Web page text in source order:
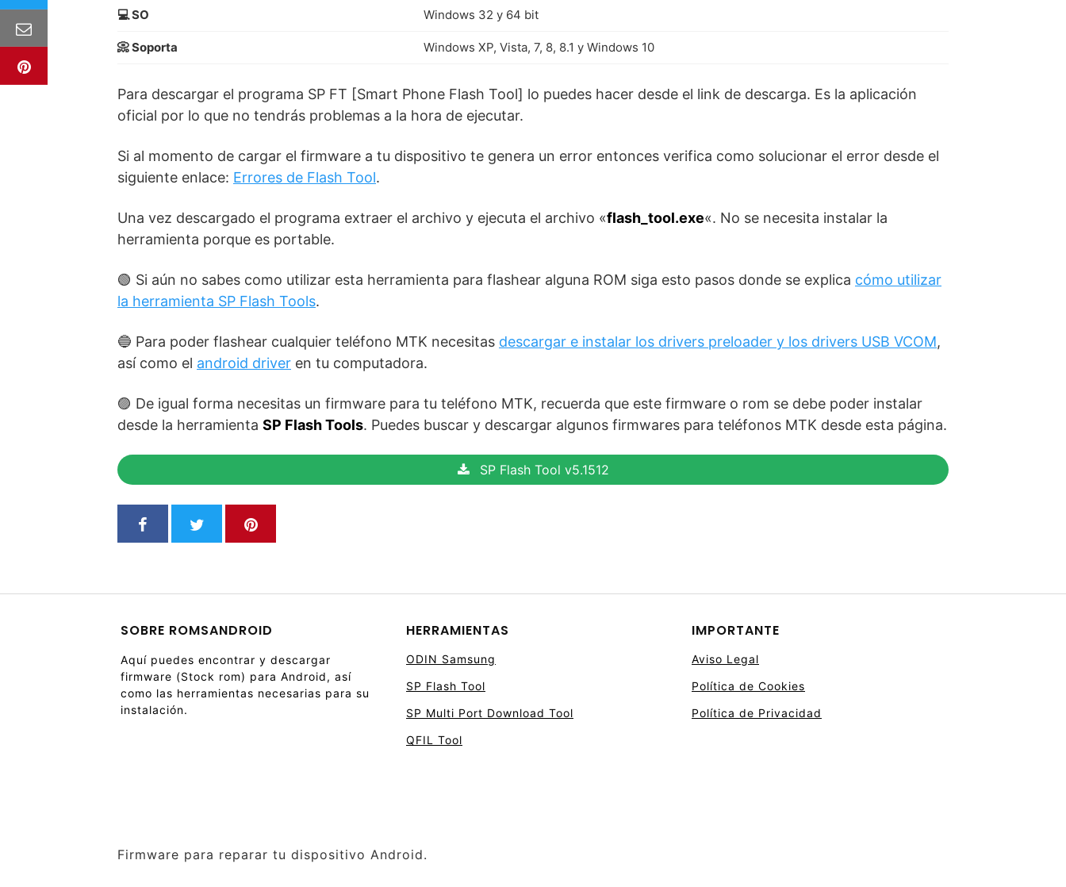
💻 SO Windows 32 y 64 bit
📀 Soporta Windows XP, Vista, 7, 8, 8.1 y Windows 10
Para descargar el programa SP FT [Smart Phone Flash Tool] lo puedes hacer desde el link de descarga. Es la aplicación
oficial por lo que no tendrás problemas a la hora de ejecutar.
Si al momento de cargar el firmware a tu dispositivo te genera un error entonces verifica como solucionar el error desde el
siguiente enlace: Errores de Flash Tool.
Una vez descargado el programa extraer el archivo y ejecuta el archivo «flash_tool.exe«. No se necesita instalar la
herramienta porque es portable.
🟢 Si aún no sabes como utilizar esta herramienta para flashear alguna ROM siga esto pasos donde se explica cómo utilizar
la herramienta SP Flash Tools.
🔵 Para poder flashear cualquier teléfono MTK necesitas descargar e instalar los drivers preloader y los drivers USB VCOM,
así como el android driver en tu computadora.
🟣 De igual forma necesitas un firmware para tu teléfono MTK, recuerda que este firmware o rom se debe poder instalar
desde la herramienta SP Flash Tools. Puedes buscar y descargar algunos firmwares para teléfonos MTK desde esta página.
SP Flash Tool v5.1512
SOBRE ROMSANDROID
Aquí puedes encontrar y descargar
firmware (Stock rom) para Android, así
como las herramientas necesarias para su
instalación.
HERRAMIENTAS
ODIN Samsung
SP Flash Tool
SP Multi Port Download Tool
QFIL Tool
IMPORTANTE
Aviso Legal
Política de Cookies
Política de Privacidad
Firmware para reparar tu dispositivo Android.